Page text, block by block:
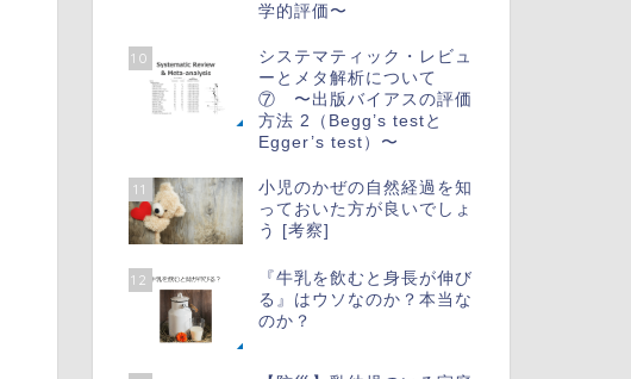
学的評価〜
10
システマティック・レビュ
ーとメタ解析について
⑦ 〜出版バイアスの評価
方法 2（Begg’s testと
Egger’s test）〜
11
小児のかぜの自然経過を知
っておいた方が良いでしょ
う [考察]
12
『牛乳を飲むと身長が伸び
る』はウソなのか？本当な
のか？